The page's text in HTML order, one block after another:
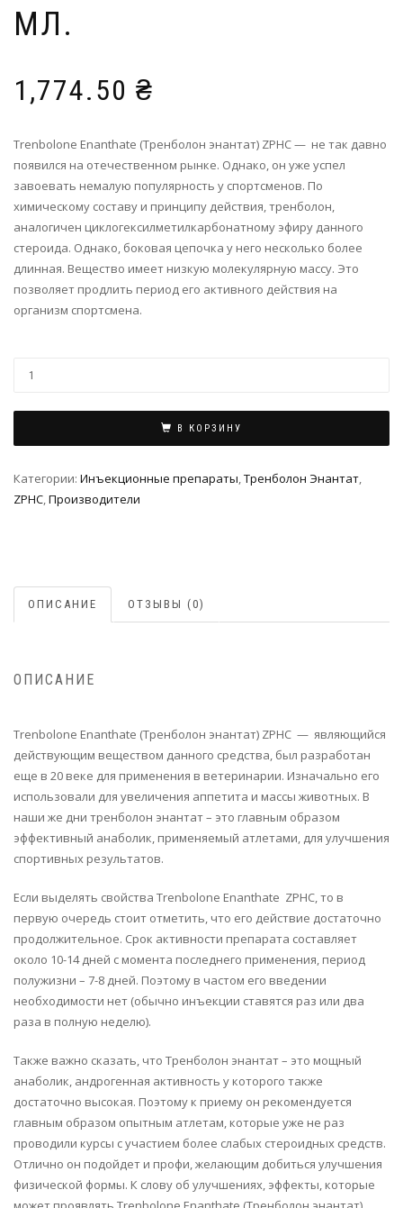
МЛ.
1,774.50 ₴
Trenbolone Enanthate (Тренболон энантат) ZPHC — не так давно
появился на отечественном рынке. Однако, он уже успел
завоевать немалую популярность у спортсменов. По
химическому составу и принципу действия, тренболон,
аналогичен циклогексилметилкарбонатному эфиру данного
стероида. Однако, боковая цепочка у него несколько более
длинная. Вещество имеет низкую молекулярную массу. Это
позволяет продлить период его активного действия на
организм спортсмена.
В КОРЗИНУ
Категории: Инъeкциoнныe препараты,Тренболон Энантат,
ZPHC,Производители
ОПИСАНИЕ ОТЗЫВЫ (0)
ОПИСАНИЕ
Trenbolone Enanthate (Тренболон энантат) ZPHC — являющийся
действующим веществом данного средства, был разработан
еще в 20 веке для применения в ветеринарии. Изначально его
использовали для увеличения аппетита и массы животных. В
наши же дни тренболон энантат – это главным образом
эффективный анаболик, применяемый атлетами, для улучшения
спортивных результатов.
Если выделять свойства Trenbolone Enanthate ZPHC, то в
первую очередь стоит отметить, что его действие достаточно
продолжительное. Срок активности препарата составляет
около 10-14 дней с момента последнего применения, период
полужизни – 7-8 дней. Поэтому в частом его введении
необходимости нет (обычно инъекции ставятся раз или два
раза в полную неделю).
Также важно сказать, что Тренболон энантат – это мощный
анаболик, андрогенная активность у которого также
достаточно высокая. Поэтому к приему он рекомендуется
главным образом опытным атлетам, которые уже не раз
проводили курсы с участием более слабых стероидных средств.
Отлично он подойдет и профи, желающим добиться улучшения
физической формы. К слову об улучшениях, эффекты, которые